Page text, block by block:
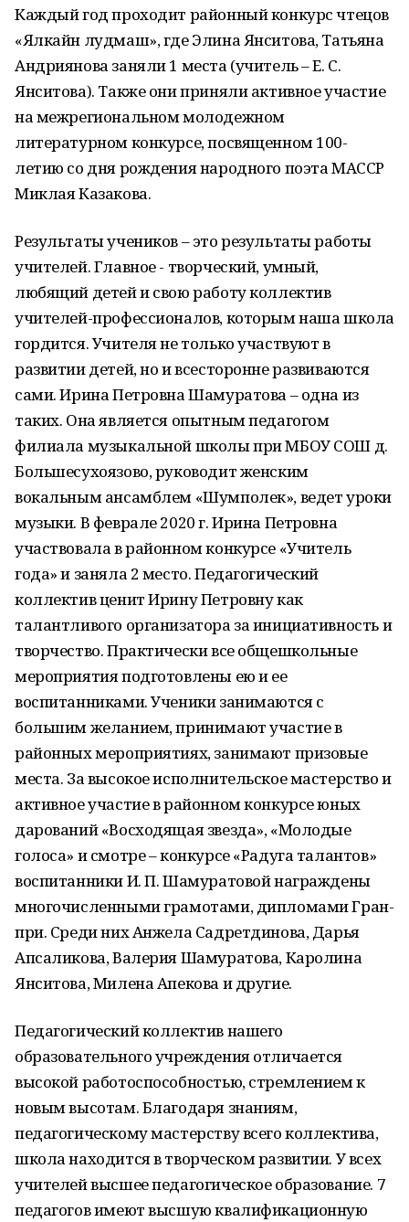
Каждый год проходит районный конкурс чтецов
«Ялкайн лудмаш», где Элина Янситова, Татьяна
Андриянова заняли 1 места (учитель – Е. С.
Янситова). Также они приняли активное участие
на межрегиональном молодежном
литературном конкурсе, посвященном 100-
летию со дня рождения народного поэта МАССР
Миклая Казакова.
Результаты учеников – это результаты работы
учителей. Главное - творческий, умный,
любящий детей и свою работу коллектив
учителей-профессионалов, которым наша школа
гордится. Учителя не только участвуют в
развитии детей, но и всесторонне развиваются
сами. Ирина Петровна Шамуратова – одна из
таких. Она является опытным педагогом
филиала музыкальной школы при МБОУ СОШ д.
Большесухоязово, руководит женским
вокальным ансамблем «Шумполек», ведет уроки
музыки. В феврале 2020 г. Ирина Петровна
участвовала в районном конкурсе «Учитель
года» и заняла 2 место. Педагогический
коллектив ценит Ирину Петровну как
талантливого организатора за инициативность и
творчество. Практически все общешкольные
мероприятия подготовлены ею и ее
воспитанниками. Ученики занимаются с
большим желанием, принимают участие в
районных мероприятиях, занимают призовые
места. За высокое исполнительское мастерство и
активное участие в районном конкурсе юных
дарований «Восходящая звезда», «Молодые
голоса» и смотре – конкурсе «Радуга талантов»
воспитанники И. П. Шамуратовой награждены
многочисленными грамотами, дипломами Гран-
при. Среди них Анжела Садретдинова, Дарья
Апсаликова, Валерия Шамуратова, Каролина
Янситова, Милена Апекова и другие.
Педагогический коллектив нашего
образовательного учреждения отличается
высокой работоспособностью, стремлением к
новым высотам. Благодаря знаниям,
педагогическому мастерству всего коллектива,
школа находится в творческом развитии. У всех
учителей высшее педагогическое образование. 7
педагогов имеют высшую квалификационную